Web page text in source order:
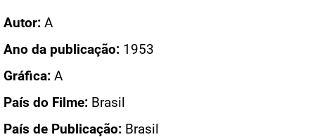
Autor: A
Ano da publicação: 1953
Gráfica: A
País do Filme: Brasil
País de Publicação: Brasil